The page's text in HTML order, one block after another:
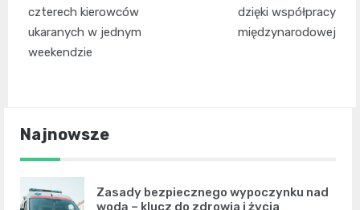
czterech kierowców
ukaranych w jednym
weekendzie
dzięki współpracy
międzynarodowej
Najnowsze
Zasady bezpiecznego wypoczynku nad
wodą – klucz do zdrowia i życia